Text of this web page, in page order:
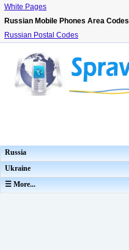
White Pages
Russian Mobile Phones Area Codes
Russian Postal Codes
Russia
Ukraine
☰ More...